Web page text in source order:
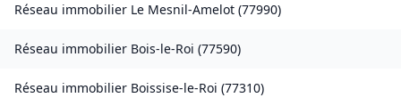
Réseau immobilier Le Mesnil-Amelot (77990)
Réseau immobilier Bois-le-Roi (77590)
Réseau immobilier Boissise-le-Roi (77310)